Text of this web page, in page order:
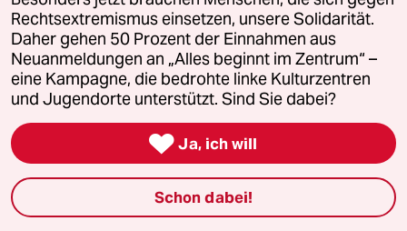
Podcast
bundestalk
fernverbindung
klima update°
Mauerecho
Rechtsextremismus einsetzen, unsere Solidarität.
Daher gehen 50 Prozent der Einnahmen aus
Neuanmeldungen an „Alles beginnt im Zentrum“ –
eine Kampagne, die bedrohte linke Kulturzentren
und Jugendorte unterstützt. Sind Sie dabei?
 Ja, ich will
Schon dabei!